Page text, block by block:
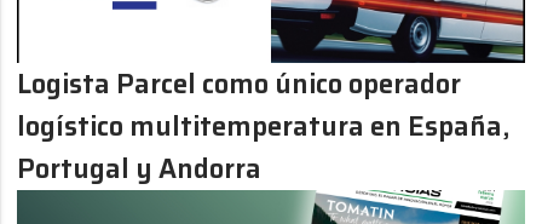
Logista Parcel como único operador
logístico multitemperatura en España,
Portugal y Andorra